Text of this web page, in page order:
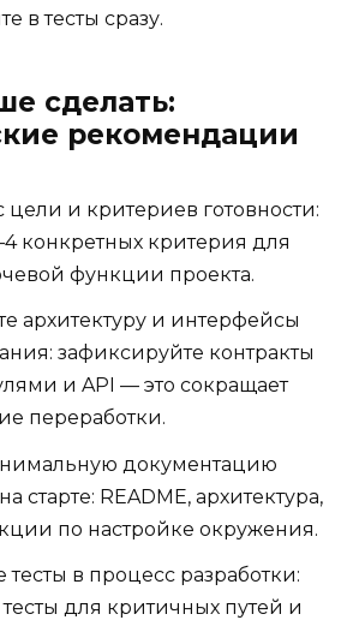
в тесты сразу.
сделать:
рекомендации
цели и критериев готовности:
конкретных критерия для
функции проекта.
архитектуру и интерфейсы
зафиксируйте контракты
и API — это сокращает
переработки.
документацию
старте: README, архитектура,
по настройке окружения.
тесты в процесс разработки:
для критичных путей и